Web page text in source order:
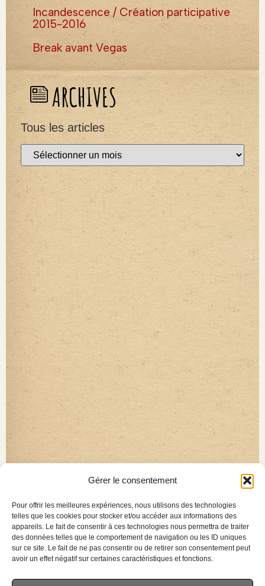
Gérer le consentement
Pour offrir les meilleures expériences, nous utilisons des technologies
telles que les cookies pour stocker et/ou accéder aux informations des
appareils. Le fait de consentir à ces technologies nous permettra de traiter
des données telles que le comportement de navigation ou les ID uniques
sur ce site. Le fait de ne pas consentir ou de retirer son consentement peut
avoir un effet négatif sur certaines caractéristiques et fonctions.
Incandescence / Création participative
2015-2016
Break avant Vegas
ARCHIVES
Tous les articles